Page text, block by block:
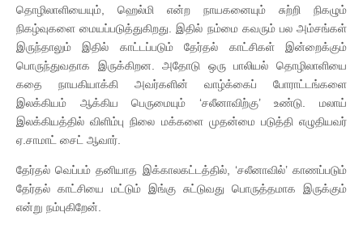
தொழிலாளியையும், ஹெல்மி என்ற நாயகனையும் சுற்றி நிகழும்
நிகழ்வுகளை மையப்படுத்துகிறது. இதில் நம்மை கவரும் பல அம்சங்கள்
இருந்தாலும் இதில் காட்டப்படும் தேர்தல் காட்சிகள் இன்றைக்கும்
பொருந்துவதாக இருக்கிறன. அதோடு ஒரு பாலியல் தொழிலாளியை
கதை நாயகியாக்கி அவர்களின் வாழ்க்கைப் போராட்டங்களை
இலக்கியம் ஆக்கிய பெருமையும் ‘சலீனாவிற்கு’ உண்டு. மலாய்
இலக்கியத்தில் விளிம்பு நிலை மக்களை முதன்மை படுத்தி எழுதியவர்
ஏ.சாமாட் சைட் ஆவார்.
தேர்தல் வெப்பம் தனியாத இக்காலகட்டத்தில், ‘சலீனாவில்’ காணப்படும்
தேர்தல் காட்சியை மட்டும் இங்கு சுட்டுவது பொருத்தமாக இருக்கும்
என்று நம்புகிறேன்.